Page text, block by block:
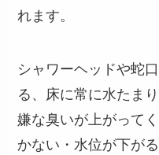
れます。
シャワーヘッドや蛇
る、床に常に水たま
嫌な臭いが上がって
かない・水位が下が